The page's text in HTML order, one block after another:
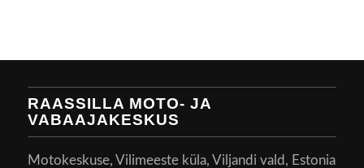
RAASSILLA MOTO- JA
VABAAJAKESKUS
Motokeskuse, Vilimeeste küla, Viljandi vald, Estonia